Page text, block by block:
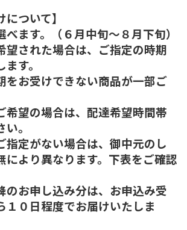
について】
ます。（６月中旬～８月下旬）
望された場合は、ご指定の時期
す。
お受けできない商品が一部ご
望の場合は、配達希望時間帯
。
定がない場合は、御中元のし
により異なります。下表をご確認
のお申し込み分は、お申込み受
１０日程度でお届けいたしま